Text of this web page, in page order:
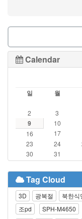
Calendar
일 월
2
3
9 10
16
17
23
24
30
31
Tag Cloud
3D 광복절 북한식
조pd
SPH-M4650